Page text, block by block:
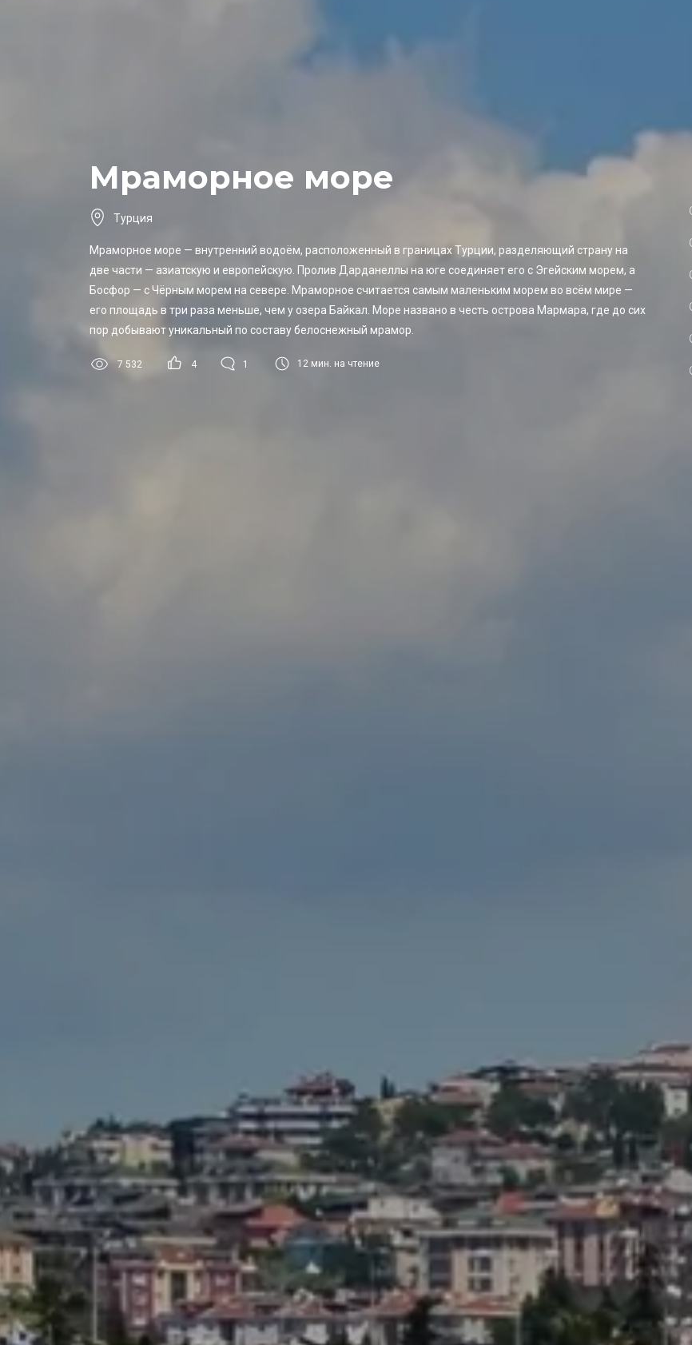
Мраморное море
Турция
Мраморное море — внутренний водоём, расположенный в границах Турции, разделяющий страну на
две части — азиатскую и европейскую. Пролив Дарданеллы на юге соединяет его с Эгейским морем, а
Босфор — с Чёрным морем на севере. Мраморное считается самым маленьким морем во всём мире —
его площадь в три раза меньше, чем у озера Байкал. Море названо в честь острова Мармара, где до сих
пор добывают уникальный по составу белоснежный мрамор.
7 532 4 1 12 мин. на чтение